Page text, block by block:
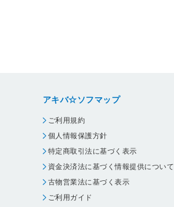
アキバ☆ソフマップ
ご利用規約
個人情報保護方針
特定商取引法に基づく表示
資金決済法に基づく情報提供について
古物営業法に基づく表示
ご利用ガイド